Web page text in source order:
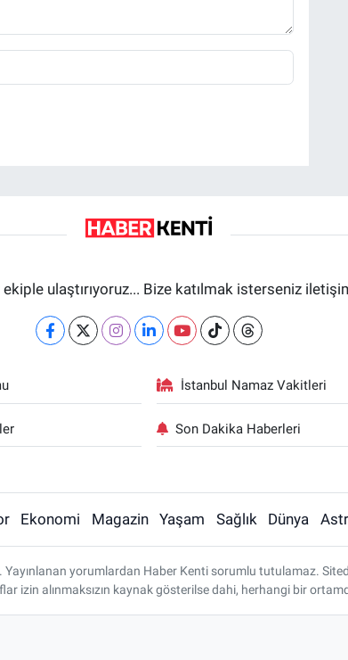
ulaştırıyoruz... Bize katılmak isterseniz
İstanbul Namaz Vakitleri
Son Dakika Haberleri
Ekonomi Magazin Yaşam Sağlık Dünya
yorumlardan Haber Kenti sorumlu tutulamaz.
izin alınmaksızın kaynak gösterilse dahi, herhangi bir